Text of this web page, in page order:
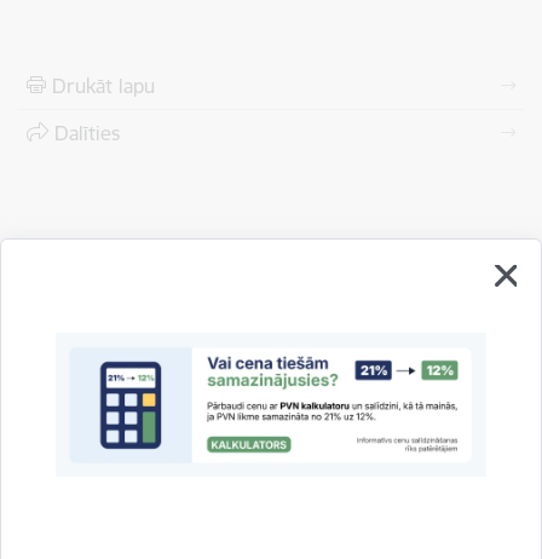
Drukāt lapu
Dalīties